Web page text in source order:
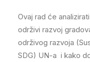
Ovaj rad će
održivi razvoj
održivog razvoja
SDG) UN-a i kako